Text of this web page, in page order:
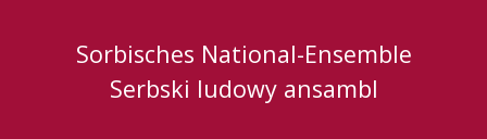
Sorbisches National-Ensemble
Serbski ludowy ansambl